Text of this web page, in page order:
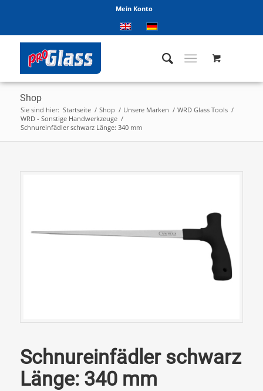
Mein Konto
Shop
Sie sind hier: Startseite / Shop / Unsere Marken / WRD Glass Tools /
WRD - Sonstige Handwerkzeuge /
Schnureinfädler schwarz Länge: 340 mm
Schnureinfädler schwarz
Länge: 340 mm